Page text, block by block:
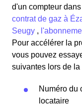
d'un compteur
contrat de gaz à
Seugy ,
Pour accélérer la
vous pouvez
suivantes lors de la
Numéro du
locataire